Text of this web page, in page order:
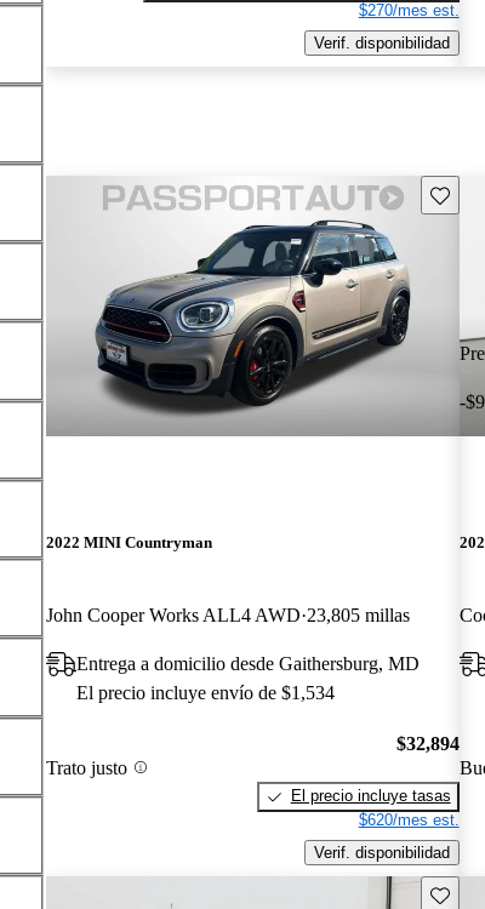
$270/mes est.
Verif. disponibilidad
Guarda
2022 MINI Countryman
John Cooper Works ALL4 AWD 23,805 millas
Entrega a domicilio desde Gaithersburg, MD
El precio incluye envío de $1,534
Trato justo
$32,894
El precio incluye tasas
$620/mes est.
Verif. disponibilidad
-
Guarda